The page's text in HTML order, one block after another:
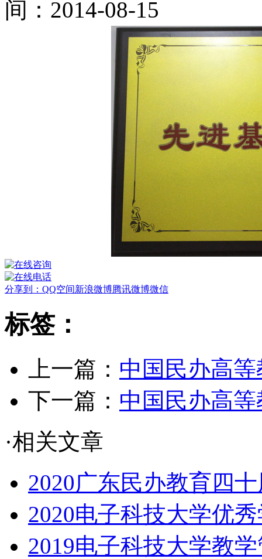
间：2014-08-15
分享到： QQ空间新浪微博腾讯微博微信
标签：
上一篇： 中国民办高
下一篇： 中国民办高
·相关文章
2020广东民办教育四
2020电子科技大学优
2019电子科技大学教